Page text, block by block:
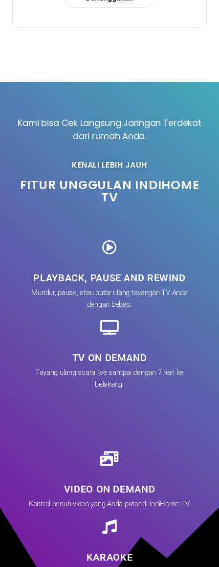
Kami bisa Cek Langsung Jaringan Terdekat
dari rumah Anda.
KENALI LEBIH JAUH
FITUR UNGGULAN INDIHOME
TV
PLAYBACK, PAUSE AND REWIND
Mundur, pause, atau putar ulang tayangan TV Anda
dengan bebas.
TV ON DEMAND
Tayang ulang acara live sampai dengan 7 hari ke
belakang.
VIDEO ON DEMAND
Kontrol penuh video yang Anda putar di IndiHome TV.
KARAOKE